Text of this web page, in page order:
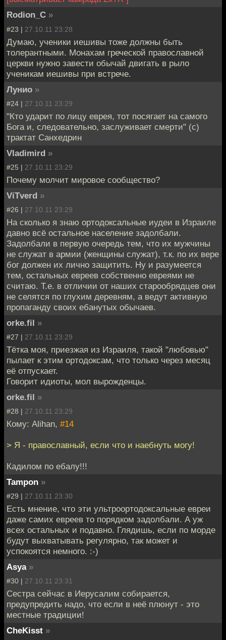
Rodion_C »
#23 | 27.10.11 23:28
Думаю, ученики иешивы тоже должны быть
толерантными. Монахам греческой православной
церкви нужно завести обычай двигать в рыло
ученикам иешивы при встрече.
Лунио »
#24 | 27.10.11 23:29
"Кто ударит по лицу еврея, тот посягает на самого
Бога и, следовательно, заслуживает смерти" (с)
трактат Санхедрин
Vladimird »
#25 | 27.10.11 23:29
Почему молчит мировое сообщество?
ViTverd »
#26 | 27.10.11 23:29
На сколько я знаю ортодоксальные иудеи в Израиле
давно всё остальное население задолбали.
Задолбали в первую очередь тем, что их мужчины
не служат в армии (женщины служат), т.к. по их вере
бог должен их лично защитить. Ну и разумеется
тем, остальных евреев собственно евреями не
считаю. Т.е. в отличии от наших старообрядцев они
не селятся по глухим деревням, а ведут активную
пропаганду своих ебанутых обычаев.
orke.fil »
#27 | 27.10.11 23:29
Тётка моя, приезжая из Израиля, такой "любовью"
пылает к этим ортодоксам, что только через месяц
её отпускает.
Говорит идиоты, мол вырожденцы.
orke.fil »
#28 | 27.10.11 23:29
Кому: Alihan, #14
> Я - православный, если что и наебнуть могу!
Кадилом по ебалу!!!
Tampon »
#29 | 27.10.11 23:30
Есть мнение, что эти ультроортодоксальные евреи
даже самих евреев то порядком задолбали. А уж
всех остальных и подавно. Глядишь, если по морде
будут выхватывать регулярно, так может и
успокоятся немного. :-)
Asya »
#30 | 27.10.11 23:31
Сестра сейчас в Иерусалим собирается,
предупредить надо, что если в неё плюнут - это
местные традиции!
CheKisst »